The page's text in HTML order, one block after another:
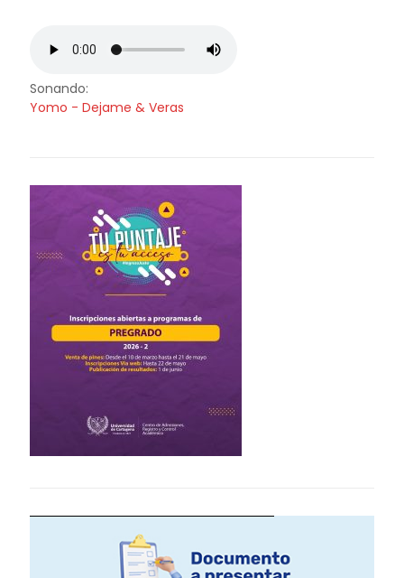
Sonando:
Yomo - Dejame & Veras